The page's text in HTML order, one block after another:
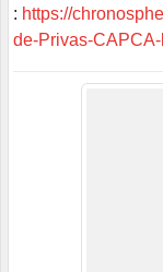
: https://
de-Privas-